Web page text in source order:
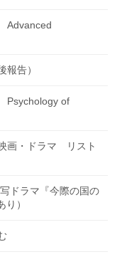
Advanced
報告）
Psychology of
画・ドラマ リスト
ドラマ『今際の国の
）